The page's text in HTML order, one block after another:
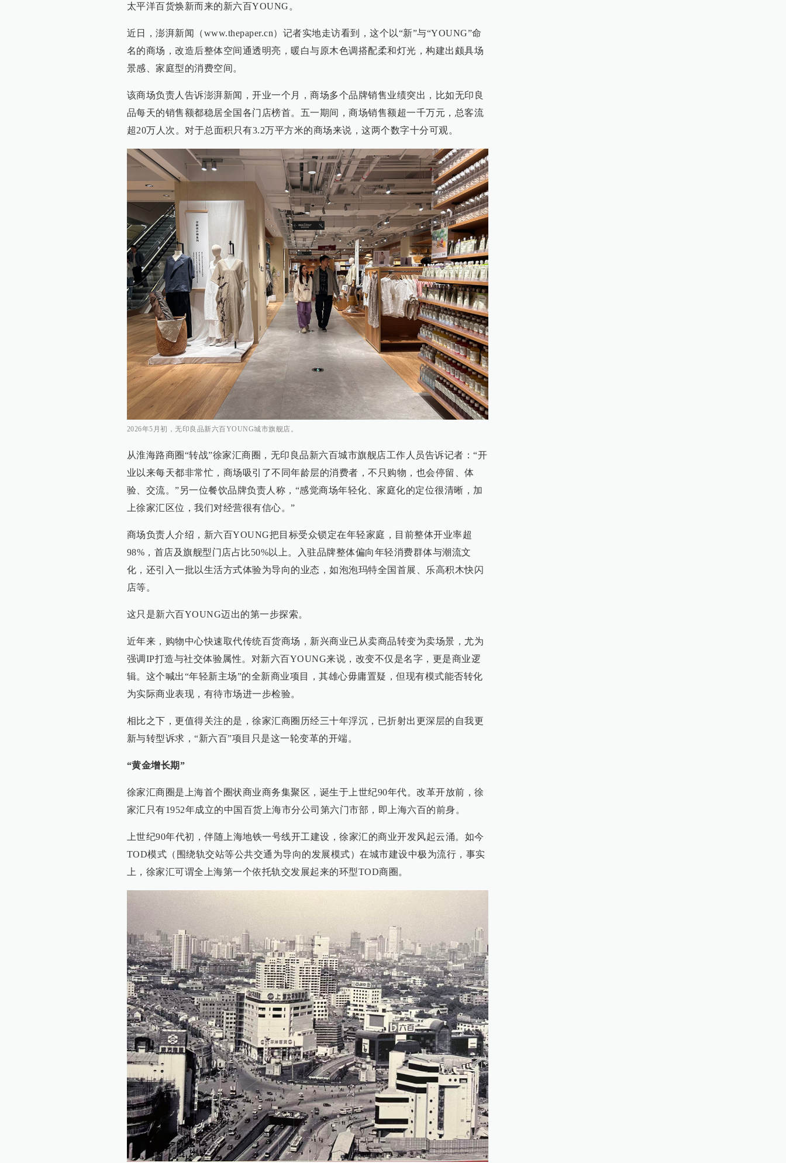
太平洋百货焕新而来的新六百YOUNG。
近日，澎湃新闻（www.thepaper.cn）记者实地走访看到，这个以“新”与“YOUNG”命
名的商场，改造后整体空间通透明亮，暖白与原木色调搭配柔和灯光，构建出颇具场
景感、家庭型的消费空间。
该商场负责人告诉澎湃新闻，开业一个月，商场多个品牌销售业绩突出，比如无印良
品每天的销售额都稳居全国各门店榜首。五一期间，商场销售额超一千万元，总客流
超20万人次。对于总面积只有3.2万平方米的商场来说，这两个数字十分可观。
2026年5月初，无印良品新六百YOUNG城市旗舰店。
从淮海路商圈“转战”徐家汇商圈，无印良品新六百城市旗舰店工作人员告诉记者：“开
业以来每天都非常忙，商场吸引了不同年龄层的消费者，不只购物，也会停留、体
验、交流。”另一位餐饮品牌负责人称，“感觉商场年轻化、家庭化的定位很清晰，加
上徐家汇区位，我们对经营很有信心。”
商场负责人介绍，新六百YOUNG把目标受众锁定在年轻家庭，目前整体开业率超
98%，首店及旗舰型门店占比50%以上。入驻品牌整体偏向年轻消费群体与潮流文
化，还引入一批以生活方式体验为导向的业态，如泡泡玛特全国首展、乐高积木快闪
店等。
这只是新六百YOUNG迈出的第一步探索。
近年来，购物中心快速取代传统百货商场，新兴商业已从卖商品转变为卖场景，尤为
强调IP打造与社交体验属性。对新六百YOUNG来说，改变不仅是名字，更是商业逻
辑。这个喊出“年轻新主场”的全新商业项目，其雄心毋庸置疑，但现有模式能否转化
为实际商业表现，有待市场进一步检验。
相比之下，更值得关注的是，徐家汇商圈历经三十年浮沉，已折射出更深层的自我更
新与转型诉求，“新六百”项目只是这一轮变革的开端。
“黄金增长期”
徐家汇商圈是上海首个圈状商业商务集聚区，诞生于上世纪90年代。改革开放前，徐
家汇只有1952年成立的中国百货上海市分公司第六门市部，即上海六百的前身。
上世纪90年代初，伴随上海地铁一号线开工建设，徐家汇的商业开发风起云涌。如今
TOD模式（围绕轨交站等公共交通为导向的发展模式）在城市建设中极为流行，事实
上，徐家汇可谓全上海第一个依托轨交发展起来的环型TOD商圈。